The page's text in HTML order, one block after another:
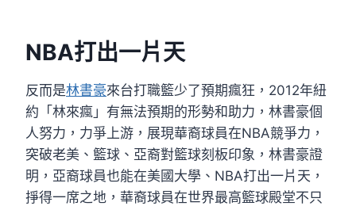
NBA打出一片天
反而是林書豪來台打職籃少了預期瘋狂，2012年紐
約「林來瘋」有無法預期的形勢和助力，林書豪個
人努力，力爭上游，展現華裔球員在NBA競爭力，
突破老美、籃球、亞裔對籃球刻板印象，林書豪證
明，亞裔球員也能在美國大學、NBA打出一片天，
掙得一席之地，華裔球員在世界最高籃球殿堂不只